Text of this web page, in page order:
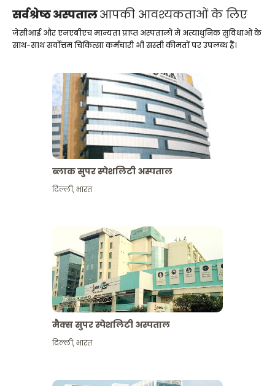
सर्वश्रेष्ठ अस्पतालआपकी आवश्यकताओं के लिए
जेसीआई और एनएबीएच मान्यता प्राप्त अस्पतालों में अत्याधुनिक सुविधाओं के
साथ-साथ सर्वोत्तम चिकित्सा कर्मचारी भी सस्ती कीमतों पर उपलब्ध हैं।
ब्लाक सुपर स्पेशलिटी अस्पताल
दिल्ली,भारत
मैक्स सुपर स्पेशलिटी अस्पताल
दिल्ली,भारत